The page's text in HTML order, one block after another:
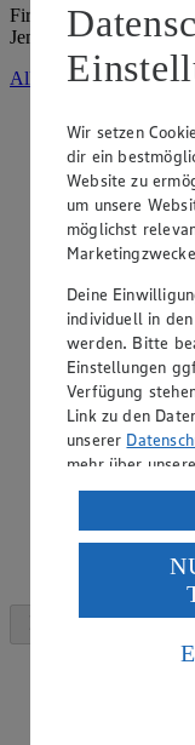
Firma: E-Aktivmarkt
Jemgum
Alle Angebote ansehen
Angebot:
Gültig ab
1.19
-33%
Rabatt)
hell oder
Wir setzen
dir ein
Website zu
um unsere
möglichst
Deine
individuell in
werden. Bitte
Einstellungen
Verfügung
Link zu den
unserer
mehr über
Verarbeitung
USA durch
Wenn du auf
des Art. 49 Abs.
Daten in den
die USA als
Standards nicht
Es besteht das